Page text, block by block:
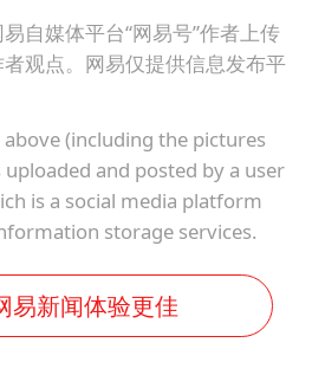
自媒体平台“网易号”作者上传
观点。网易仅提供信息发布平
(including the pictures
and posted by a user
is a social media platform
storage services.
易新闻体验更佳